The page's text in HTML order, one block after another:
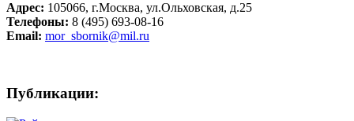
Адрес: 105066, г.Москва, ул.Ольховская, д.25
Телефоны: 8 (495) 693-08-16
Email: mor_sbornik@mil.ru
Публикации: